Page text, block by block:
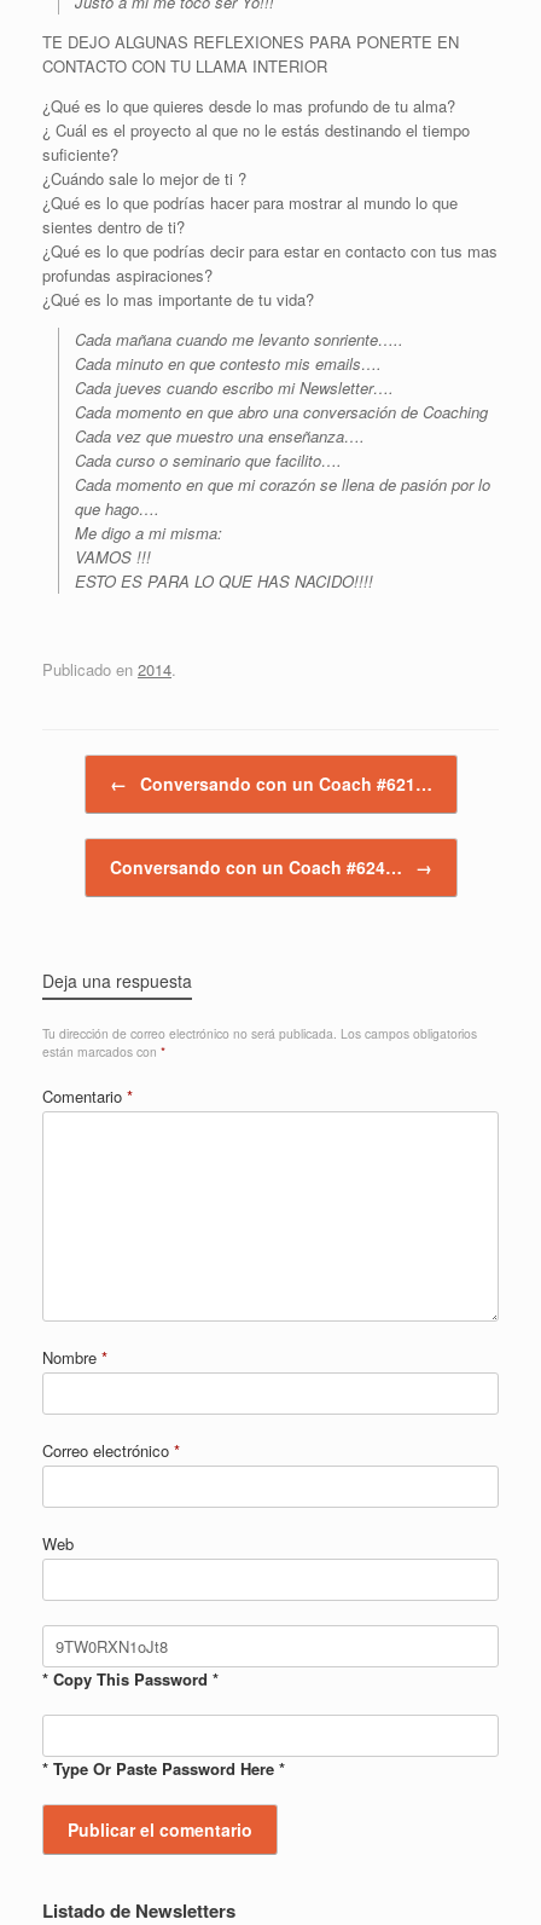
TE DEJO ALGUNAS REFLEXIONES PARA PONERTE EN
CONTACTO CON TU LLAMA INTERIOR
¿Qué es lo que quieres desde lo mas profundo de tu alma?
¿ Cuál es el proyecto al que no le estás destinando el tiempo
suficiente?
¿Cuándo sale lo mejor de ti ?
¿Qué es lo que podrías hacer para mostrar al mundo lo que
sientes dentro de ti?
¿Qué es lo que podrías decir para estar en contacto con tus mas
profundas aspiraciones?
¿Qué es lo mas importante de tu vida?
Cada mañana cuando me levanto sonriente…..
Cada minuto en que contesto mis emails….
Cada jueves cuando escribo mi Newsletter….
Cada momento en que abro una conversación de Coaching
Cada vez que muestro una enseñanza….
Cada curso o seminario que facilito….
Cada momento en que mi corazón se llena de pasión por lo
que hago….
Me digo a mi misma:
VAMOS !!!
ESTO ES PARA LO QUE HAS NACIDO!!!!
Publicado en 2014.
← Conversando con un Coach #621…
Conversando con un Coach #624… →
Deja una respuesta
Tu dirección de correo electrónico no será publicada. Los campos obligatorios
están marcados con *
Comentario *
Nombre *
Correo electrónico *
Web
* Copy This Password *
* Type Or Paste Password Here *
Listado de Newsletters